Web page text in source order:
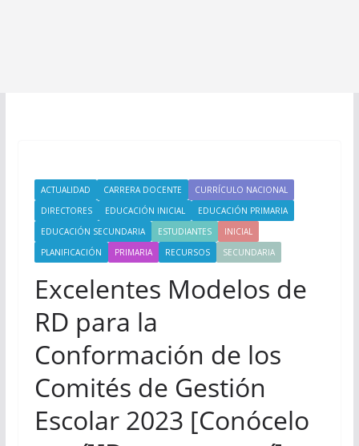
ACTUALIDAD CARRERA DOCENTE
CURRÍCULO NACIONAL
DIRECTORES
EDUCACIÓN INICIAL
EDUCACIÓN PRIMARIA
EDUCACIÓN SECUNDARIA
ESTUDIANTES
INICIAL
PLANIFICACIÓN
PRIMARIA RECURSOS SECUNDARIA
Excelentes Modelos de
RD para la
Conformación de los
Comités de Gestión
Escolar 2023 [Conócelo